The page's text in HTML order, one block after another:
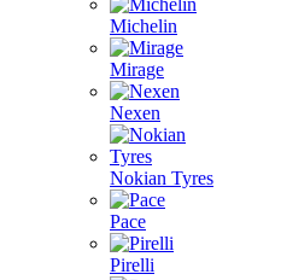
Michelin
Mirage
Nexen
Nokian Tyres
Pace
Pirelli